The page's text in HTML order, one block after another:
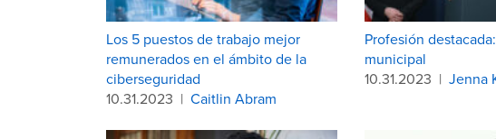
Los 5 puestos de trabajo mejor
remunerados en el ámbito de la
ciberseguridad
10.31.2023 | Caitlin Abram
Profesión
municipal
10.31.2023 | Jenna